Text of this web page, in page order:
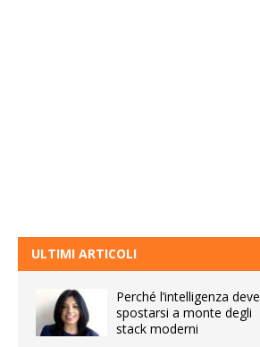
ULTIMI ARTICOLI
Perché l’intelligenza deve
spostarsi a monte degli
stack moderni